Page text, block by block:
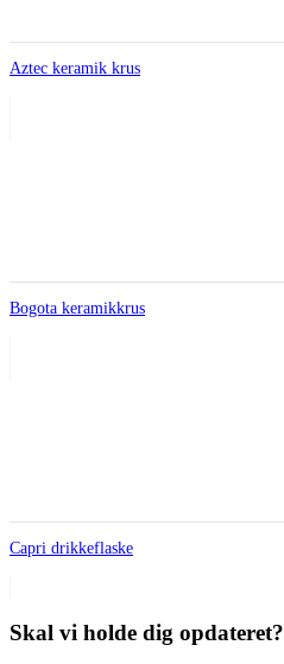
Aztec keramik krus
Bogota keramikkrus
Capri drikkeflaske
Skal vi holde dig opdateret?